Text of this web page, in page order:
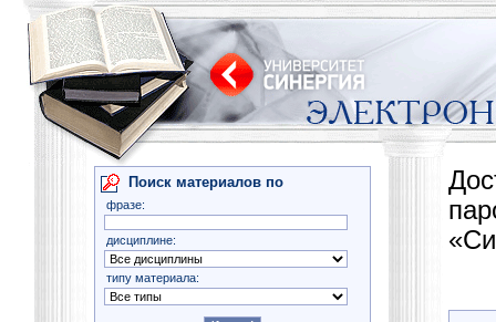
Поиск материалов по
фразе:
дисциплине:
типу материала: